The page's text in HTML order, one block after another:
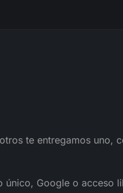
te entregamos uno,
único, Google o acceso